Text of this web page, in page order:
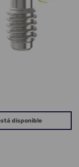
disponible